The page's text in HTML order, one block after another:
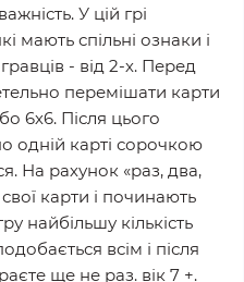
У цій грі
мають спільні ознаки і
гравців - від 2-х. Перед
перемішати карти
6х6. Після цього
одній карті сорочкою
На рахунок «раз, два,
карти і починають
найбільшу кількість
всім і після
ще не раз. вік 7 +.